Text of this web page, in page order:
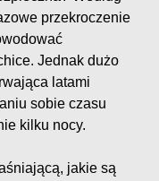
przekroczenie
Jednak dużo
latami
sobie czasu
kilku nocy.
jakie są